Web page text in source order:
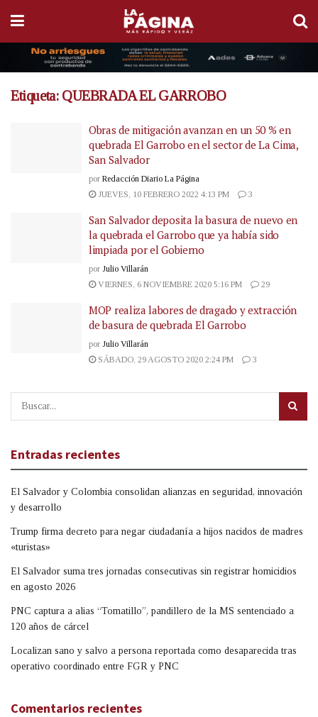
Etiqueta: QUEBRADA EL GARROBO
Obras de mitigación avanzan en un 50 % en
quebrada El Garrobo en el sector de La Cima,
San Salvador
por Redacción Diario La Página
JUEVES, 10 FEBRERO 2022 4:13 PM
3
San Salvador deposita la basura de nuevo en
la quebrada el Garrobo que ya había sido
limpiada por el Gobierno
por Julio Villarán
VIERNES, 6 NOVIEMBRE 2020 5:16 PM
29
MOP realiza labores de dragado y extracción
de basura de quebrada El Garrobo
por Julio Villarán
SÁBADO, 29 AGOSTO 2020 2:24 PM
3
Entradas recientes
El Salvador y Colombia consolidan alianzas en seguridad, innovación
y desarrollo
Trump firma decreto para negar ciudadanía a hijos nacidos de madres
«turistas»
El Salvador suma tres jornadas consecutivas sin registrar homicidios
en agosto 2026
PNC captura a alias “Tomatillo”, pandillero de la MS sentenciado a
120 años de cárcel
Localizan sano y salvo a persona reportada como desaparecida tras
operativo coordinado entre FGR y PNC
Comentarios recientes